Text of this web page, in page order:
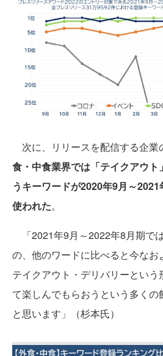
次に、リリースを配信する企業
食・中食業界では「テイクアウ
うキーワードが2020年9月～
使われた。
「2021年9月～2022年8月期で
の、他のワードに比べると今なお
テイクアウト・デリバリーという
て楽しんでもらおうという多く
と思います」（杉本氏）